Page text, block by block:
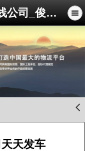
成都到江苏南京物流专线公司_俊亚物流公司
󰊒
天发车